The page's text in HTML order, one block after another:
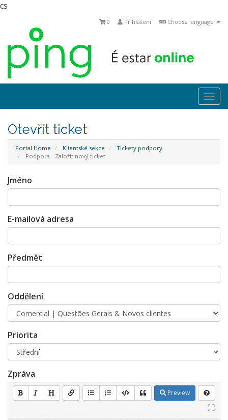
cs
Choose language
Přihlášení
0
Otevřít ticket
Portal Home Klientské sekce
Tickety podpory
Podpora - Založit nový ticket
Jméno
E-mailová adresa
Předmět
Oddělení
Priorita
Zpráva
Preview